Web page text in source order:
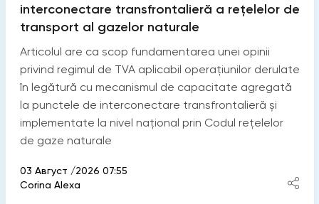
interconectare transfrontalieră a rețelelor de
transport al gazelor naturale
Articolul are ca scop fundamentarea unei opinii
privind regimul de TVA aplicabil operațiunilor derulate
în legătură cu mecanismul de capacitate agregată
la punctele de interconectare transfrontalieră și
implementate la nivel național prin Codul rețelelor
de gaze naturale
03 Август /2026 07:55
Corina Alexa